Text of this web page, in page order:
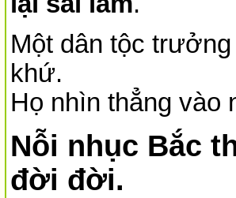
Một dân tộc
khứ.
Họ nhìn thẳng vào
Nỗi nhục Bắc
đời đời.